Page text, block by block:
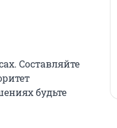
Составляйте
будьте